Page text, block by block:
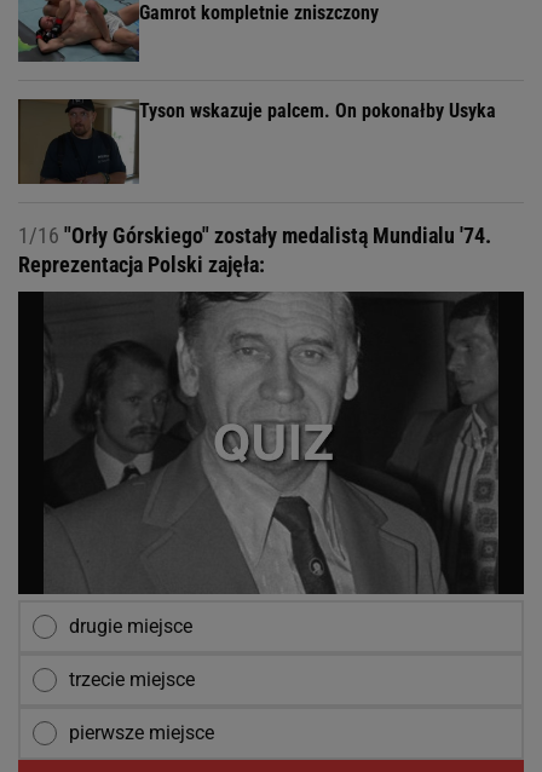
Gamrot kompletnie zniszczony
Tyson wskazuje palcem. On pokonałby Usyka
1/16 "Orły Górskiego" zostały medalistą Mundialu '74.
Reprezentacja Polski zajęła:
drugie miejsce
trzecie miejsce
pierwsze miejsce